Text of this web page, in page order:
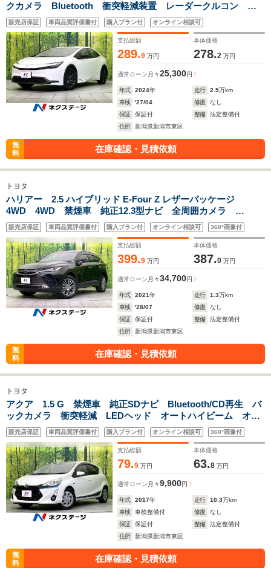
クカメラ Bluetooth 衝突軽減装置 レーダークルコン
LEDヘッドライト オートハイビーム オートエアコン 革巻
きステアリング ETC スマートキー
販売店保証 車両品質評価書付 購入プラン付 オンライン相談可
支払総額
289.9 万円
本体価格
278.2 万円
通常ローン 月々25,300円
年式 2024年 走行 2.5万km
車検
'27/04 修復
なし
保証
保証付 整備
法定整備付
住所
新潟県新潟市東区
無
料
在庫確認・見積依頼
トヨタ
ハリアー 2.5 ハイブリッド E-Four Z レザーパッケージ
4WD 4WD 禁煙車 純正12.3型ナビ 全周囲カメラ
Bluetooth接続 フルセグ 衝突軽減装置 レーダークルコ
ン LEDヘッド/フォグ オートハイビーム 電動リアゲート
前席シートベンチレーション
販売店保証 車両品質評価書付 購入プラン付 オンライン相談可 360°画像付
支払総額
399.9 万円
本体価格
387.0 万円
通常ローン 月々34,700円
年式 2021年 走行 1.3万km
車検
'28/07 修復
なし
保証
保証付 整備
法定整備付
住所
新潟県新潟市東区
無
料
在庫確認・見積依頼
トヨタ
アクア 1.5 G 禁煙車 純正SDナビ Bluetooth/CD再生 バ
ックカメラ 衝突軽減 LEDヘッド オートハイビーム オー
トエアコン ETC クルコン 盗難防止装置 プライバシーガ
ラス トラクションコントロール
販売店保証 車両品質評価書付 購入プラン付 オンライン相談可 360°画像付
支払総額
79.9 万円
本体価格
63.8 万円
通常ローン 月々9,900円
年式 2017年 走行 10.3万km
車検
車検整備付 修復
なし
保証
保証付 整備
法定整備付
住所
新潟県新潟市東区
無
料
在庫確認・見積依頼